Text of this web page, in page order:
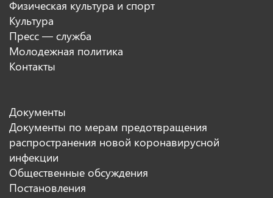
Физическая культура и спорт
Культура
Пресс — служба
Молодежная политика
Контакты
Документы
Документы по мерам предотвращения
распространения новой коронавирусной
инфекции
Общественные обсуждения
Постановления